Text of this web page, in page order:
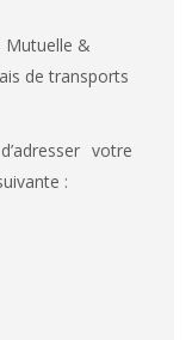
Mutuelle &
de transports
votre
: